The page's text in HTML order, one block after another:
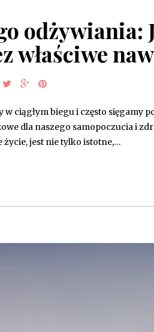
odżywiania:
właściwe
w ciągłym biegu i często sięgamy
dla naszego samopoczucia i
życie, jest nie tylko istotne,…